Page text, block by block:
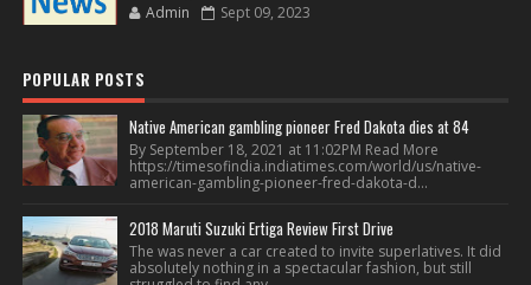
Admin Sept 09, 2023
POPULAR POSTS
Native American gambling pioneer Fred Dakota dies at 84
By September 18, 2021 at 11:02PM Read More
https://timesofindia.indiatimes.com/world/us/native-
american-gambling-pioneer-fred-dakota-d...
2018 Maruti Suzuki Ertiga Review First Drive
The was never a car created to invite superlatives. It did
absolutely nothing in a spectacular fashion, but still